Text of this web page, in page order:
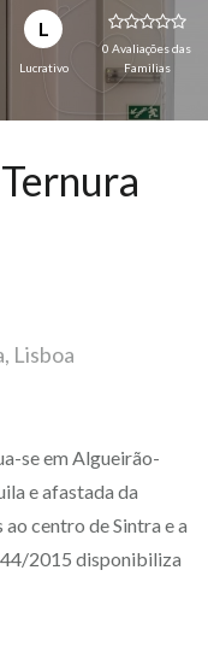
L
Lucrativo
0 Avaliações das
Familias
Lisboa
se em Algueirão-
e afastada da
centro de Sintra e a
44/2015 disponibiliza